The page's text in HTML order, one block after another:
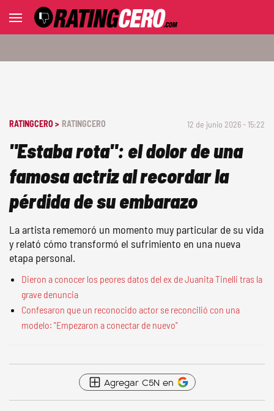
RATINGCERO > RATINGCERO 12 de junio 2026 - 15:22
"Estaba rota": el dolor de una
famosa actriz al recordar la
pérdida de su embarazo
La artista rememoró un momento muy particular de su vida
y relató cómo transformó el sufrimiento en una nueva
etapa personal.
Dieron a conocer los peores datos del ex de Juanita Tinelli tras la
grave denuncia
Confesaron que un reconocido actor se reconcilió con una
modelo: "Empezaron a conectar de nuevo"
Agregar C5N en